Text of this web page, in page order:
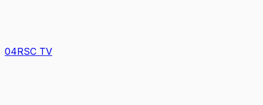
04RSC TV